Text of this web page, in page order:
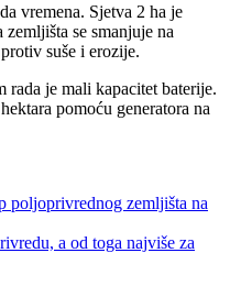
vremena. Sjetva 2 ha je
se smanjuje na
suše i erozije.
rada je mali kapacitet baterije.
pomoću generatora na
poljoprivrednog zemljišta na
a od toga najviše za